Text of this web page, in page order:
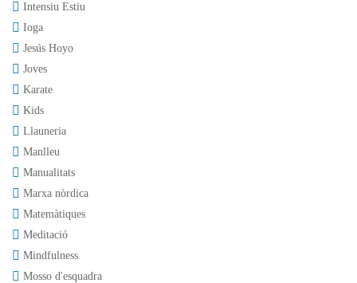
Intensiu Estiu
Ioga
Jesús Hoyo
Joves
Karate
Kids
Llauneria
Manlleu
Manualitats
Marxa nòrdica
Matemàtiques
Meditació
Mindfulness
Mosso d'esquadra